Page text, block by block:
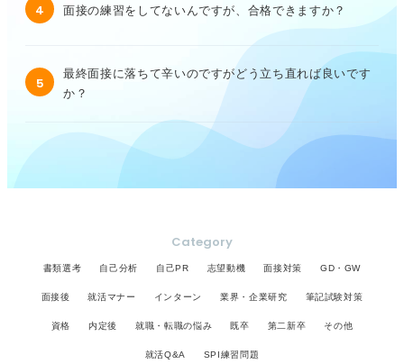
4 面接の練習をしてないんですが、合格できますか？
5
最終面接に落ちて辛いのですがどう立ち直れば良いです
か？
Category
書類選考 自己分析 自己PR 志望動機 面接対策 GD・GW
面接後 就活マナー インターン 業界・企業研究 筆記試験対策
資格 内定後 就職・転職の悩み 既卒 第二新卒 その他
就活Q&A SPI練習問題